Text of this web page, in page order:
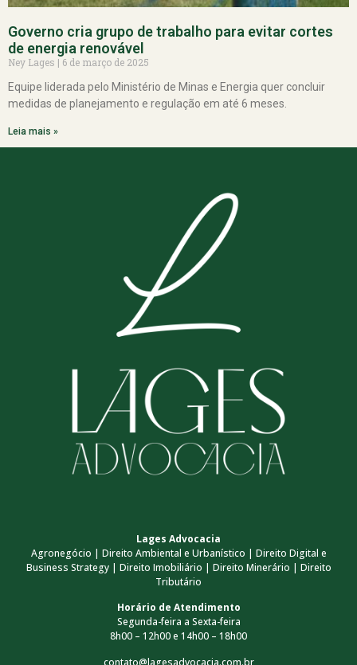
Governo cria grupo de trabalho para evitar cortes
de energia renovável
Ney Lages
6 de março de 2025
Equipe liderada pelo Ministério de Minas e Energia quer concluir
medidas de planejamento e regulação em até 6 meses.
Leia mais »
Lages Advocacia
Agronegócio | Direito Ambiental e Urbanístico | Direito Digital e
Business Strategy | Direito Imobiliário | Direito Minerário | Direito
Tributário
Horário de Atendimento
Segunda-feira a Sexta-feira
8h00 – 12h00 e 14h00 – 18h00
contato@lagesadvocacia.com.br